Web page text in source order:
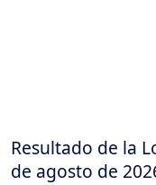
Resultado de la
de agosto de